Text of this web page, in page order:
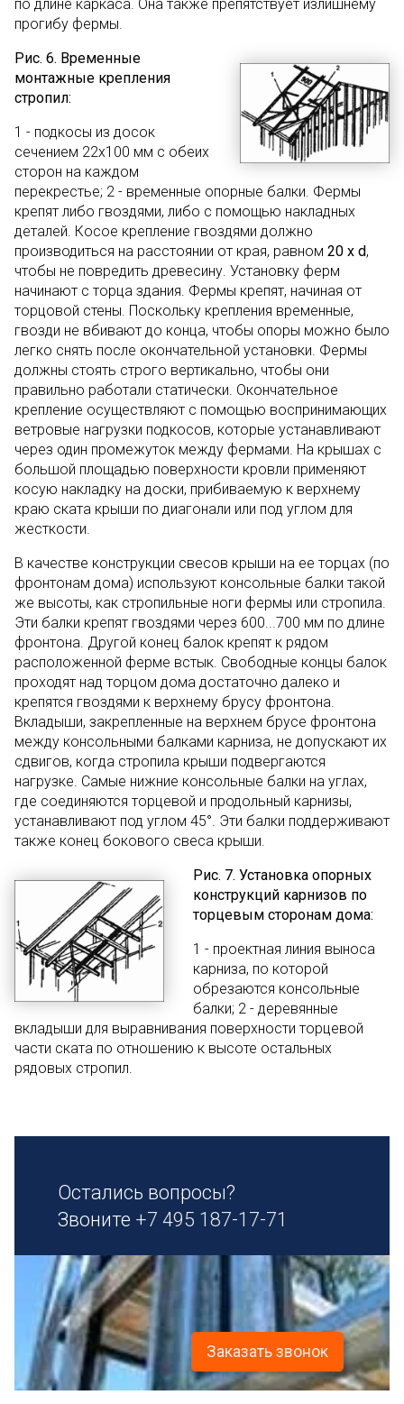
по длине каркаса. Она также препятствует излишнему
прогибу фермы.
Рис. 6. Временные
монтажные крепления
стропил:
1 - подкосы из досок
сечением 22х100 мм с обеих
сторон на каждом
перекрестье; 2 - временные опорные балки. Фермы
крепят либо гвоздями, либо с помощью накладных
деталей. Косое крепление гвоздями должно
производиться на расстоянии от края, равном 20 х d,
чтобы не повредить древесину. Установку ферм
начинают с торца здания. Фермы крепят, начиная от
торцовой стены. Поскольку крепления временные,
гвозди не вбивают до конца, чтобы опоры можно было
легко снять после окончательной установки. Фермы
должны стоять строго вертикально, чтобы они
правильно работали статически. Окончательное
крепление осуществляют с помощью воспринимающих
ветровые нагрузки подкосов, которые устанавливают
через один промежуток между фермами. На крышах с
большой площадью поверхности кровли применяют
косую накладку на доски, прибиваемую к верхнему
краю ската крыши по диагонали или под углом для
жесткости.
В качестве конструкции свесов крыши на ее торцах (по
фронтонам дома) используют консольные балки такой
же высоты, как стропильные ноги фермы или стропила.
Эти балки крепят гвоздями через 600...700 мм по длине
фронтона. Другой конец балок крепят к рядом
расположенной ферме встык. Свободные концы балок
проходят над торцом дома достаточно далеко и
крепятся гвоздями к верхнему брусу фронтона.
Вкладыши, закрепленные на верхнем брусе фронтона
между консольными балками карниза, не допускают их
сдвигов, когда стропила крыши подвергаются
нагрузке. Самые нижние консольные балки на углах,
где соединяются торцевой и продольный карнизы,
устанавливают под углом 45°. Эти балки поддерживают
также конец бокового свеса крыши.
Рис. 7. Установка опорных
конструкций карнизов по
торцевым сторонам дома:
1 - проектная линия выноса
карниза, по которой
обрезаются консольные
балки; 2 - деревянные
вкладыши для выравнивания поверхности торцевой
части ската по отношению к высоте остальных
рядовых стропил.
Остались вопросы?
Звоните +7 495 187-17-71
Заказать звонок